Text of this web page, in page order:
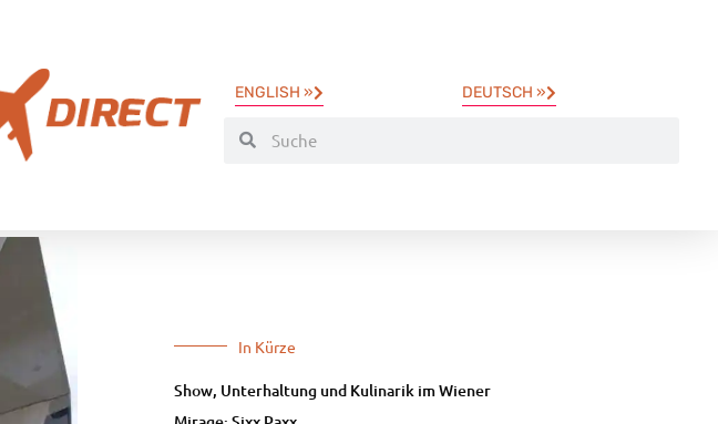
ENGLISH » DEUTSCH »
In Kürze
Show, Unterhaltung und Kulinarik im Wiener